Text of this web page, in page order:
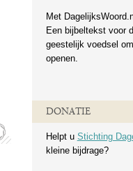
Met
Een bijbeltekst voor
geestelijk voedsel
openen.
DONATIE
Helpt u Stichting
kleine bijdrage?